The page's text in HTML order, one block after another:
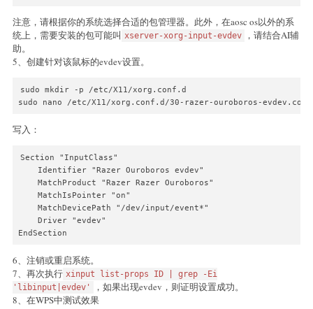
注意，请根据你的系统选择合适的包管理器。此外，在aosc os以外的系
统上，需要安装的包可能叫 xserver-xorg-input-evdev
，请结合AI辅
助。
5、创建针对该鼠标的evdev设置。
sudo mkdir -p /etc/X11/xorg.conf.d
sudo nano /etc/X11/xorg.conf.d/30-razer-ouroboros-evdev.conf
写入：
Section "InputClass"
    Identifier "Razer Ouroboros evdev"
    MatchProduct "Razer Razer Ouroboros"
    MatchIsPointer "on"
    MatchDevicePath "/dev/input/event*"
    Driver "evdev"
EndSection
6、注销或重启系统。
7、再次执行 xinput list-props ID | grep -Ei
'libinput|evdev'
，如果出现evdev，则证明设置成功。
8、在WPS中测试效果